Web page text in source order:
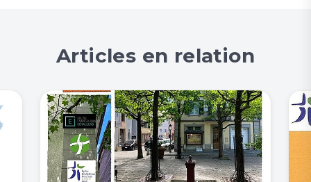
Articles en relation